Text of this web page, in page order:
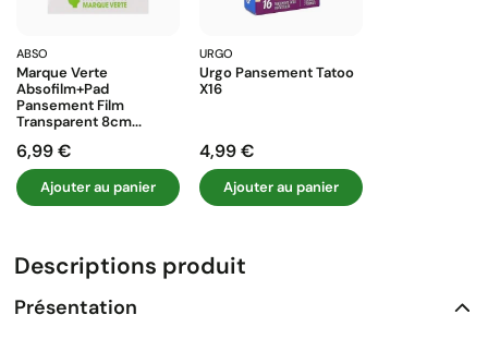
ABSO
Marque Verte
Absofilm+pad
Pansement Film
Transparent 8cm...
Prix
6,99 €
Ajouter au panier
URGO
Urgo Pansement Tatoo
X16
Prix
4,99 €
Ajouter au panier
Descriptions produit
Présentation